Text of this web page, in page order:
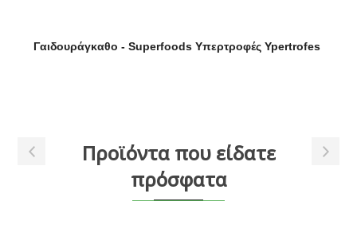
Γαιδουράγκαθο - Superfoods Υπερτροφές Ypertrofes
Προϊόντα που είδατε
πρόσφατα